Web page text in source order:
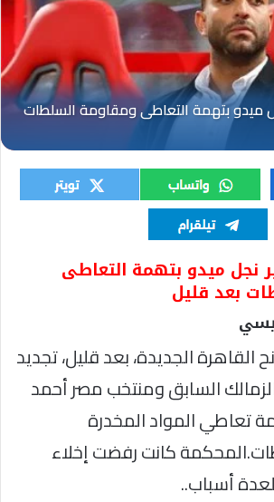
نجل ميدو بتهمة التعاطى
بعد قليل
القاهرة الجديدة، بعد قليل، تجديد
السابق ومنتخب مصر أحمد
تعاطي المواد المخدرة
كانت رفضت إخلاء
أسباب..